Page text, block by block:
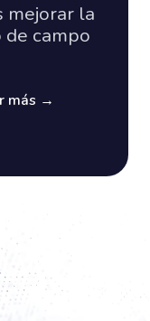
mejorar la
campo
más →